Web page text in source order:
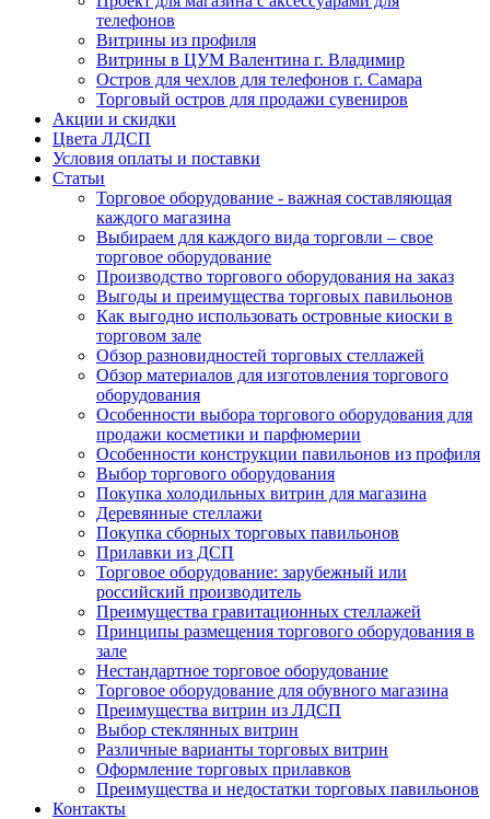
телефонов
Витрины из профиля
Витрины в ЦУМ Валентина г. Владимир
Остров для чехлов для телефонов г. Самара
Торговый остров для продажи сувениров
Акции и скидки
Цвета ЛДСП
Условия оплаты и поставки
Статьи
Торговое оборудование - важная составляющая
каждого магазина
Выбираем для каждого вида торговли – свое
торговое оборудование
Производство торгового оборудования на заказ
Выгоды и преимущества торговых павильонов
Как выгодно использовать островные киоски в
торговом зале
Обзор разновидностей торговых стеллажей
Обзор материалов для изготовления торгового
оборудования
Особенности выбора торгового оборудования для
продажи косметики и парфюмерии
Особенности конструкции павильонов из профиля
Выбор торгового оборудования
Покупка холодильных витрин для магазина
Деревянные стеллажи
Покупка сборных торговых павильонов
Прилавки из ДСП
Торговое оборудование: зарубежный или
российский производитель
Преимущества гравитационных стеллажей
Принципы размещения торгового оборудования в
зале
Нестандартное торговое оборудование
Торговое оборудование для обувного магазина
Преимущества витрин из ЛДСП
Выбор стеклянных витрин
Различные варианты торговых витрин
Оформление торговых прилавков
Преимущества и недостатки торговых павильонов
Контакты